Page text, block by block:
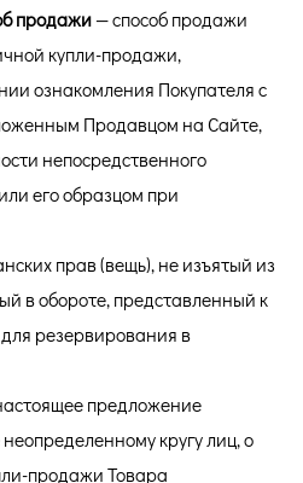
продажи— способ продажи
купли-продажи,
ознакомления Покупателя с
Продавцом на Сайте,
непосредственного
его образцом при
прав (вещь), не изъятый из
в обороте, представленный к
резервирования в
предложение
кругу лиц, о
продажи Товара